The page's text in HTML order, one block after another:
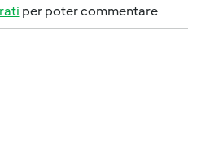
per poter commentare